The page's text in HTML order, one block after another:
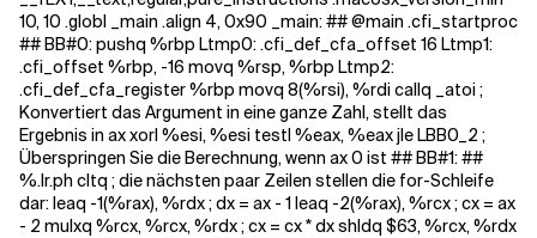
10, 10 .globl _main .align 4, 0x90 _main: ## @main .cfi_startproc
## BB#0: pushq %rbp Ltmp0: .cfi_def_cfa_offset 16 Ltmp1:
.cfi_offset %rbp, -16 movq %rsp, %rbp Ltmp2:
.cfi_def_cfa_register %rbp movq 8(%rsi), %rdi callq _atoi ;
Konvertiert das Argument in eine ganze Zahl, stellt das
Ergebnis in ax xorl %esi, %esi testl %eax, %eax jle LBB0_2 ;
Überspringen Sie die Berechnung, wenn ax 0 ist ## BB#1: ##
%.lr.ph cltq ; die nächsten paar Zeilen stellen die for-Schleife
dar: leaq -1(%rax), %rdx ; dx = ax - 1 leaq -2(%rax), %rcx ; cx = ax
- 2 mulxq %rcx, %rcx, %rdx ; cx = cx * dx shldq $63, %rcx, %rdx